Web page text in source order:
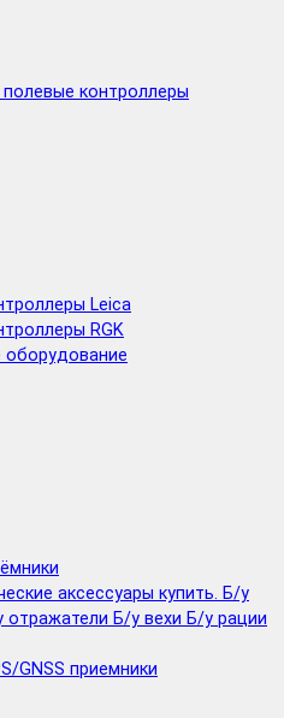
контроллеры
Leica
RGK
оборудование
аксессуары купить. Б/у
Б/у вехи Б/у рации
GNSS приемники